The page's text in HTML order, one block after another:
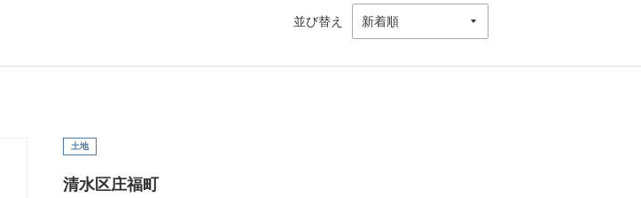
並び替え
土地
清水区庄福町